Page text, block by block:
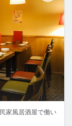
家風居酒屋で働い